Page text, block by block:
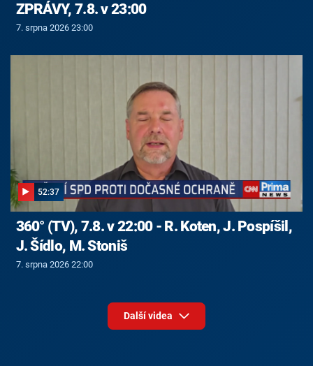
ZPRÁVY, 7.8. v 23:00
7. srpna 2026 23:00
52:37
360° (TV), 7.8. v 22:00 - R. Koten, J. Pospíšil,
J. Šídlo, M. Stoniš
7. srpna 2026 22:00
Další videa